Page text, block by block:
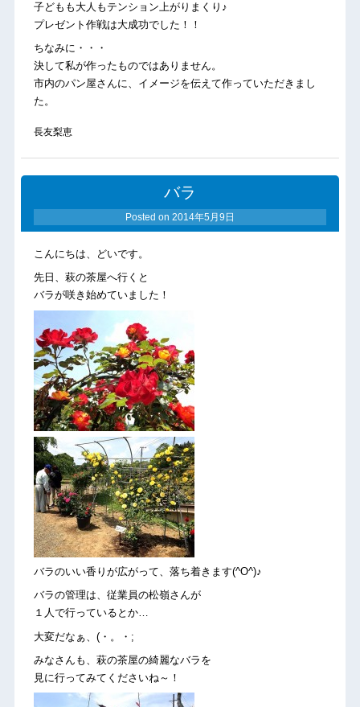
子どもも大人もテンション上がりまくり♪
プレゼント作戦は大成功でした！！
ちなみに・・・
決して私が作ったものではありません。
市内のパン屋さんに、イメージを伝えて作っていただきまし
た。
長友梨恵
バラ
Posted on 2014年5月9日
こんにちは、どいです。
先日、萩の茶屋へ行くと
バラが咲き始めていました！
バラのいい香りが広がって、落ち着きます(^O^)♪
バラの管理は、従業員の松嶺さんが
１人で行っているとか…
大変だなぁ、(・。・;
みなさんも、萩の茶屋の綺麗なバラを
見に行ってみてくださいね～！